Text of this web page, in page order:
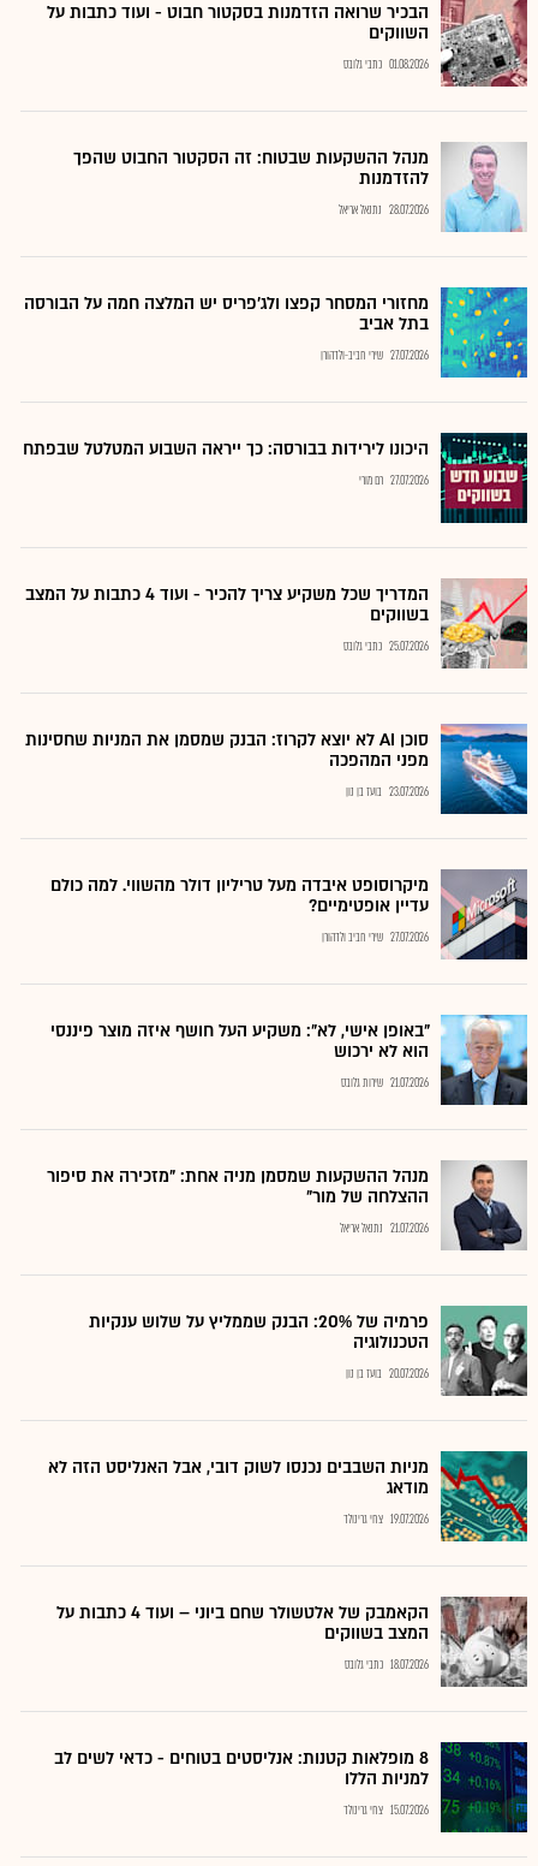
הבכיר שרואה הזדמנות בסקטור חבוט - ועוד כתבות על
השווקים
01.08.2026 כתבי גלובס
מנהל ההשקעות שבטוח: זה הסקטור החבוט שהפך
להזדמנות
28.07.2026 נתנאל אריאל
מחזורי המסחר קפצו ולג'פריס יש המלצה חמה על הבורסה
בתל אביב
27.07.2026 שירי חביב-ולדהורן
היכונו לירידות בבורסה: כך ייראה השבוע המטלטל שבפתח
27.07.2026 רם מורי
המדריך שכל משקיע צריך להכיר - ועוד 4 כתבות על המצב
בשווקים
25.07.2026 כתבי גלובס
סוכן AI לא יוצא לקרוז: הבנק שמסמן את המניות שחסינות
מפני המהפכה
23.07.2026 בועז בן נון
מיקרוסופט איבדה מעל טריליון דולר מהשווי. למה כולם
עדיין אופטימיים?
27.07.2026 שירי חביב ולדהורן
"באופן אישי, לא": משקיע העל חושף איזה מוצר פיננסי
הוא לא ירכוש
21.07.2026 שירות גלובס
מנהל ההשקעות שמסמן מניה אחת: "מזכירה את סיפור
ההצלחה של מור"
21.07.2026 נתנאל אריאל
פרמיה של 20%: הבנק שממליץ על שלוש ענקיות
הטכנולוגיה
20.07.2026 בועז בן נון
מניות השבבים נכנסו לשוק דובי, אבל האנליסט הזה לא
מודאג
19.07.2026 צחי גרינולד
הקאמבק של אלטשולר שחם ביוני – ועוד 4 כתבות על
המצב בשווקים
18.07.2026 כתבי גלובס
8 מופלאות קטנות: אנליסטים בטוחים - כדאי לשים לב
למניות הללו
15.07.2026 צחי גרינולד